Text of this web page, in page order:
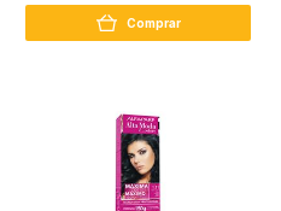
Comprar